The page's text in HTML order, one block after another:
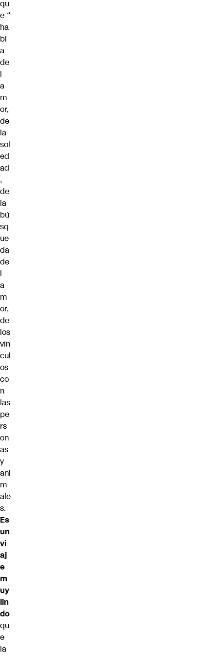
qu
e “
ha
bl
a
de
l
a
m
or,
de
la
sol
ed
ad
,
de
la
bú
sq
ue
da
de
l
a
m
or,
de
los
vín
cul
os
co
n
las
pe
rs
on
as
y
ani
m
ale
s.
Es
un
vi
aj
e
m
uy
lin
do
qu
e
la